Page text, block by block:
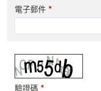
電子郵件 *
驗證碼 *